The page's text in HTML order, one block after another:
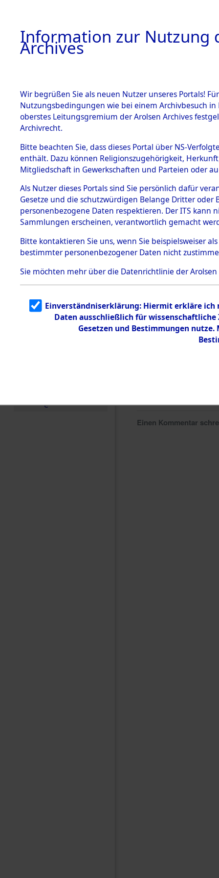
BESTÄNDE
1.
mente
5. Verschiedenes
5.3
Todesmärsche
5.3.1 Alliierte
Erhebungen
zu
Todesmärsch
en
5.3.2
g
5.3.3
Todesmärsch
e
Einen Kommentar
Information zur Nutzung
Archives
Wir begrüßen Sie als neuen Nutzer unseres Portals!
Nutzungsbedingungen wie bei einem Archivbesuch
oberstes Leitungsgremium der Arolsen Archives
Archivrecht.
Bitte beachten Sie, dass dieses Portal über NS-
enthält. Dazu können Religionszugehörigkeit,
Mitgliedschaft in Gewerkschaften und Parteien oder
Als Nutzer dieses Portals sind Sie persönlich dafür
Gesetze und die schutzwürdigen Belange Dritter
personenbezogene Daten respektieren. Der ITS
Sammlungen erscheinen, verantwortlich gemacht
Bitte kontaktieren Sie uns, wenn Sie beispielsweiser
bestimmter personenbezogener Daten nicht
Sie möchten mehr über die Datenrichtlinie der Arolsen
Einverständniserklärung: Hiermit erkläre ich
Daten ausschließlich für
Gesetzen und Bestimmungen